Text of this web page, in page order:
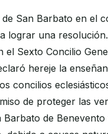
San Barbato en el
lograr una
el Sexto Concilio
hereje la
concilios
de proteger las
Barbato de